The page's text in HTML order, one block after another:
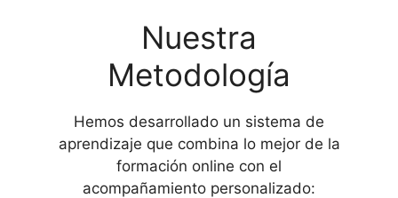
Nuestra
Metodología
Hemos desarrollado un sistema de
aprendizaje que combina lo mejor de la
formación online con el
acompañamiento personalizado: